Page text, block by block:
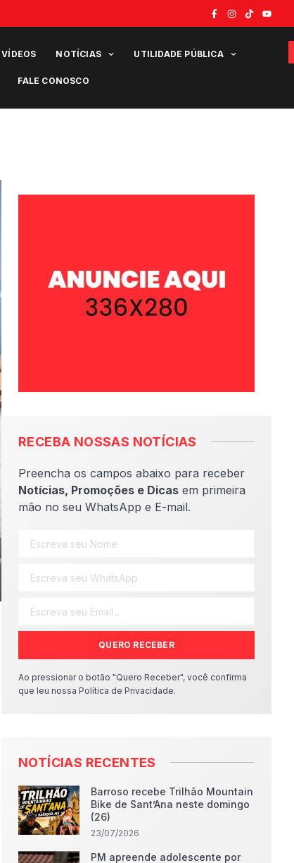
VÍDEOS NOTÍCIAS UTILIDADE PÚBLICA
FALE CONOSCO
RECEBA NOSSAS NOTÍCIAS
Preencha os campos abaixo para receber
Notícias, Promoções e Dicas em primeira
mão no seu WhatsApp e E-mail.
QUERO RECEBER
Ao pressionar o botão "Quero Receber", você confirma
que leu nossa Política de Privacidade.
NOTÍCIAS RECENTES
Barroso recebe Trilhão Mountain
Bike de Sant’Ana neste domingo
(26)
23/07/2026
PM apreende adolescente por